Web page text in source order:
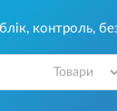
контроль,